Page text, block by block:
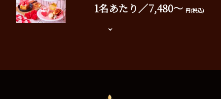
1名あたり／7,480～ 円(税込)